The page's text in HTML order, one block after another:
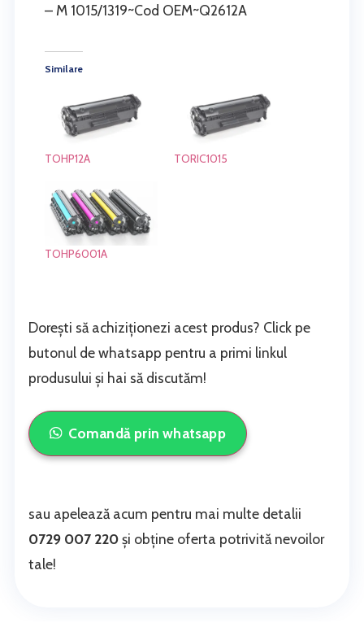
– M 1015/1319~Cod OEM~Q2612A
Similare
TOHP12A TORIC1015
TOHP6001A
Dorești să achiziționezi acest produs? Click pe
butonul de whatsapp pentru a primi linkul
produsului și hai să discutăm!
Comandă prin whatsapp
sau apelează acum pentru mai multe detalii
0729 007 220și obține oferta potrivită nevoilor
tale!